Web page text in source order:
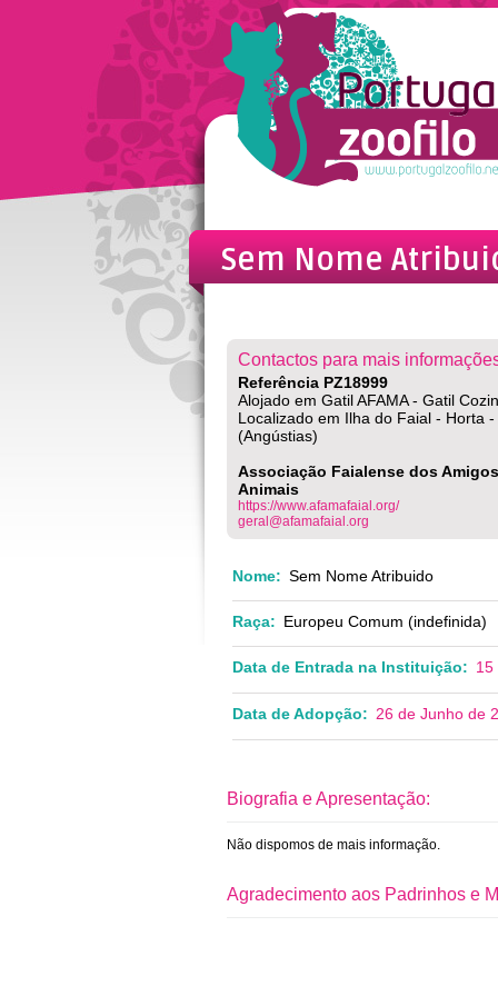
Sem Nome
Contactos para mais
Referência PZ18999
Alojado em Gatil AFAMA - Gatil
Localizado em Ilha do Faial - Horta -
(Angústias)
Associação Faialense dos
Animais
https://www.afamafaial.org/
geral@afamafaial.org
Nome: Sem Nome Atribuido
Raça: Europeu Comum (indefinida)
Data de Entrada na Instituição: 15
Data de Adopção: 26 de Junho de
Biografia e Apresentação:
Não dispomos de mais informação.
Agradecimento aos Padrinhos e